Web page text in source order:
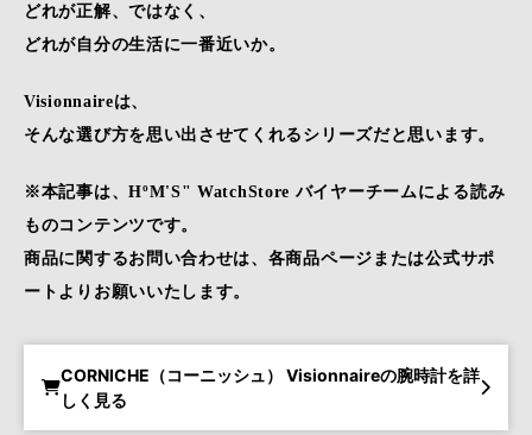
どれが正解、ではなく、
どれが自分の生活に一番近いか。
Visionnaireは、
そんな選び方を思い出させてくれるシリーズだと思います。
※本記事は、HºM'S" WatchStore バイヤーチームによる読み
ものコンテンツです。
商品に関するお問い合わせは、各商品ページまたは公式サポ
ートよりお願いいたします。
CORNICHE（コーニッシュ） Visionnaireの腕時計を詳
しく見る